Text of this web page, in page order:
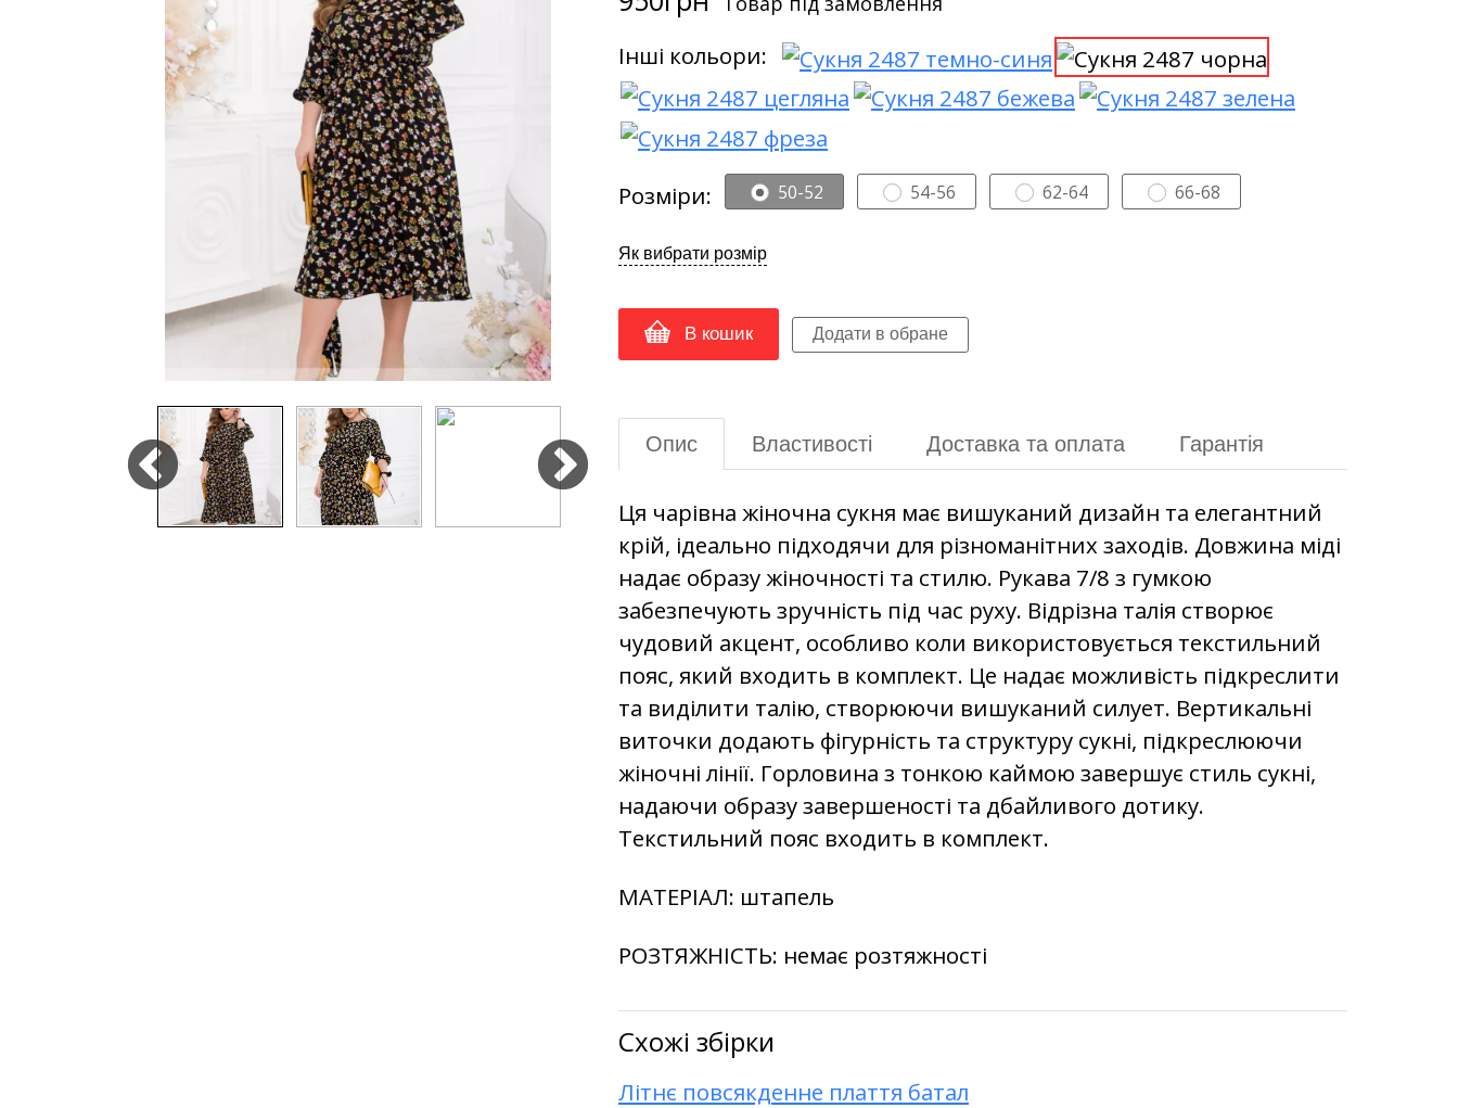
Інші кольори:
Розміри: 50-52 54-56 62-64 66-68
Як вибрати розмір
В кошик
Опис Властивості Доставка та оплата Гарантія
Ця чарівна жіночна сукня має вишуканий дизайн та елегантний
крій, ідеально підходячи для різноманітних заходів. Довжина міді
надає образу жіночності та стилю. Рукава 7/8 з гумкою
забезпечують зручність під час руху. Відрізна талія створює
чудовий акцент, особливо коли використовується текстильний
пояс, який входить в комплект. Це надає можливість підкреслити
та виділити талію, створюючи вишуканий силует. Вертикальні
виточки додають фігурність та структуру сукні, підкреслюючи
жіночні лінії. Горловина з тонкою каймою завершує стиль сукні,
надаючи образу завершеності та дбайливого дотику.
Текстильний пояс входить в комплект.
МАТЕРІАЛ: штапель
РОЗТЯЖНІСТЬ: немає розтяжності
Схожі збірки
Літнє повсякденне плаття батал